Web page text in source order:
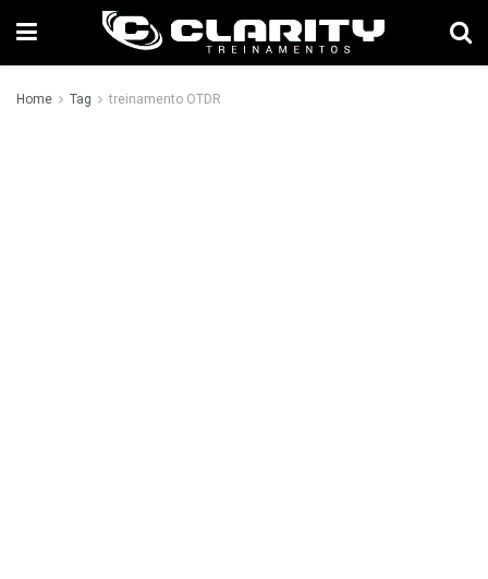
Home Tag treinamento OTDR